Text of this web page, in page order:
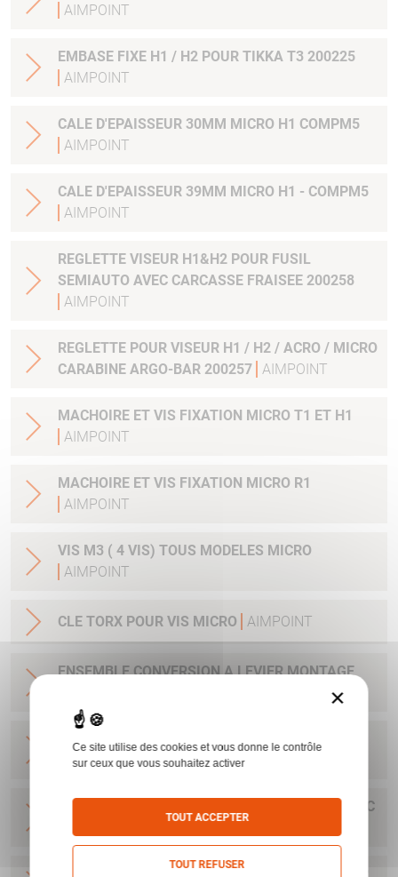
AIMPOINT
EMBASE FIXE H1 / H2 POUR TIKKA T3 200225
AIMPOINT
CALE D'EPAISSEUR 30MM MICRO H1 COMPM5
AIMPOINT
CALE D'EPAISSEUR 39MM MICRO H1 - COMPM5
AIMPOINT
REGLETTE VISEUR H1&H2 POUR FUSIL
SEMIAUTO AVEC CARCASSE FRAISEE 200258
AIMPOINT
REGLETTE POUR VISEUR H1 / H2 / ACRO / MICRO
CARABINE ARGO-BAR 200257 AIMPOINT
MACHOIRE ET VIS FIXATION MICRO T1 ET H1
AIMPOINT
MACHOIRE ET VIS FIXATION MICRO R1
AIMPOINT
VIS M3 ( 4 VIS) TOUS MODELES MICRO
AIMPOINT
CLE TORX POUR VIS MICRO AIMPOINT
ENSEMBLE CONVERSION A LEVIER MONTAGE
BASE MICRO POUR RAIL 11 MM AVEC CLEF ET
VIS H1&H2&ACRO AIMPOINT
BASE POUR H1&H2&ACRO&MICRO SAFARI AVEC
×
Ce site utilise des cookies et vous donne le contrôle
sur ceux que vous souhaitez activer
TOUT ACCEPTER
TOUT REFUSER